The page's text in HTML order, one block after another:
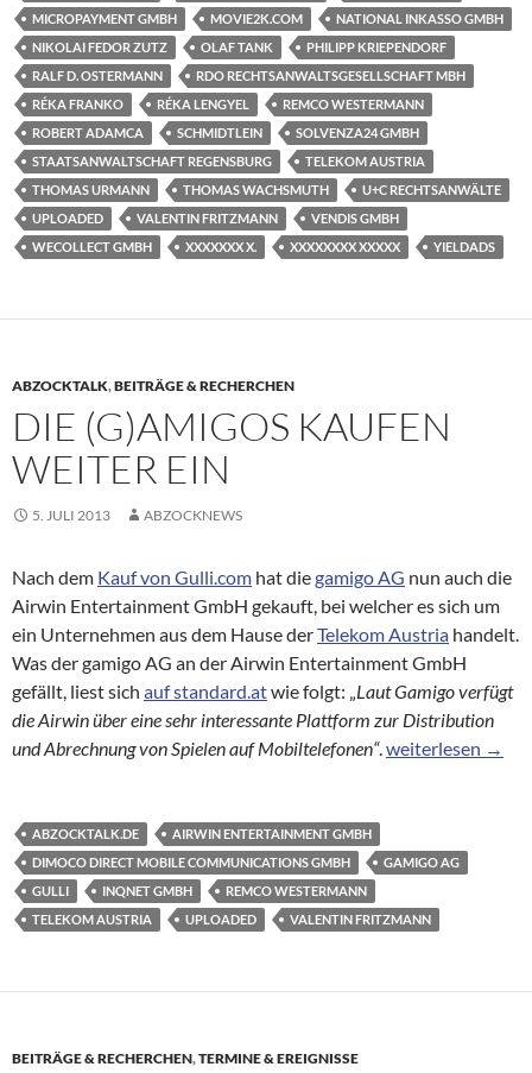
MICROPAYMENT GMBH
MOVIE2K.COM
NATIONAL INKASSO GMBH
NIKOLAI FEDOR ZUTZ
OLAF TANK
PHILIPP KRIEPENDORF
RALF D. OSTERMANN
RDO RECHTSANWALTSGESELLSCHAFT MBH
RÉKA FRANKO
RÉKA LENGYEL
REMCO WESTERMANN
ROBERT ADAMCA
SCHMIDTLEIN
SOLVENZA24 GMBH
STAATSANWALTSCHAFT REGENSBURG
TELEKOM AUSTRIA
THOMAS URMANN
THOMAS WACHSMUTH
U+C RECHTSANWÄLTE
UPLOADED
VALENTIN FRITZMANN
VENDIS GMBH
WECOLLECT GMBH
XXXXXXX X. XXXXXXXX XXXXX YIELDADS
ABZOCKTALK,BEITRÄGE & RECHERCHEN
DIE (G)AMIGOS KAUFEN
WEITER EIN
5. JULI 2013 ABZOCKNEWS
Nach dem Kauf von Gulli.com hat diegamigo AG nun auch die
Airwin Entertainment GmbH gekauft, bei welcher es sich um
ein Unternehmen aus dem Hause derTelekom Austria handelt.
Was der gamigo AG an der Airwin Entertainment GmbH
gefällt, liest sich auf standard.atwie folgt: „Laut Gamigo verfügt
die Airwin über eine sehr interessante Plattform zur Distribution
und Abrechnung von Spielen auf Mobiltelefonen“.Die (G)Amigos
weiterlesen →
ABZOCKTALK.DE
AIRWIN ENTERTAINMENT GMBH
DIMOCO DIRECT MOBILE COMMUNICATIONS GMBH
GAMIGO AG
GULLI
INQNET GMBH
REMCO WESTERMANN
TELEKOM AUSTRIA
UPLOADED VALENTIN FRITZMANN
BEITRÄGE & RECHERCHEN,TERMINE & EREIGNISSE